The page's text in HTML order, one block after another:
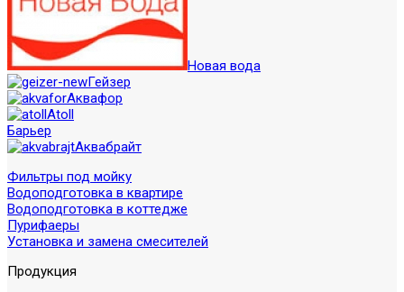
Новая вода
Гейзер
Аквафор
Atoll
Барьер
Аквабрайт
Фильтры под мойку
Водоподготовка в квартире
Водоподготовка в коттедже
Пурифаеры
Установка и замена смесителей
Продукция